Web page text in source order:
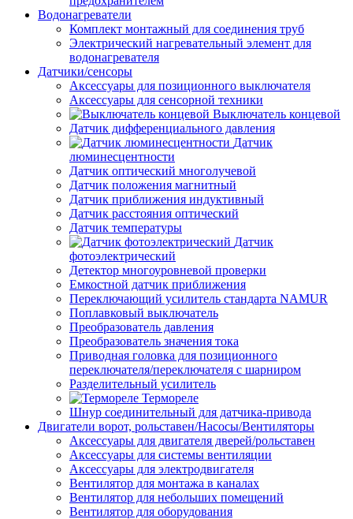
Водонагреватели
Комплект монтажный для соединения труб
Электрический нагревательный элемент для
водонагревателя
Датчики/сенсоры
Аксессуары для позиционного выключателя
Аксессуары для сенсорной техники
Выключатель концевой
Датчик дифференциального давления
Датчик
люминесцентности
Датчик оптический многолучевой
Датчик положения магнитный
Датчик приближения индуктивный
Датчик расстояния оптический
Датчик температуры
Датчик
фотоэлектрический
Детектор многоуровневой проверки
Емкостной датчик приближения
Переключающий усилитель стандарта NAMUR
Поплавковый выключатель
Преобразователь давления
Преобразователь значения тока
Приводная головка для позиционного
переключателя/переключателя с шарниром
Разделительный усилитель
Термореле
Шнур соединительный для датчика-привода
Двигатели ворот, рольставен/Насосы/Вентиляторы
Аксессуары для двигателя дверей/рольставен
Аксессуары для системы вентиляции
Аксессуары для электродвигателя
Вентилятор для монтажа в каналах
Вентилятор для небольших помещений
Вентилятор для оборудования